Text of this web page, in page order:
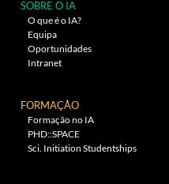
SOBRE O IA
O que é o IA?
Equipa
Oportunidades
Intranet
FORMAÇÃO
Formação no IA
PHD::SPACE
Sci. Initiation Studentships